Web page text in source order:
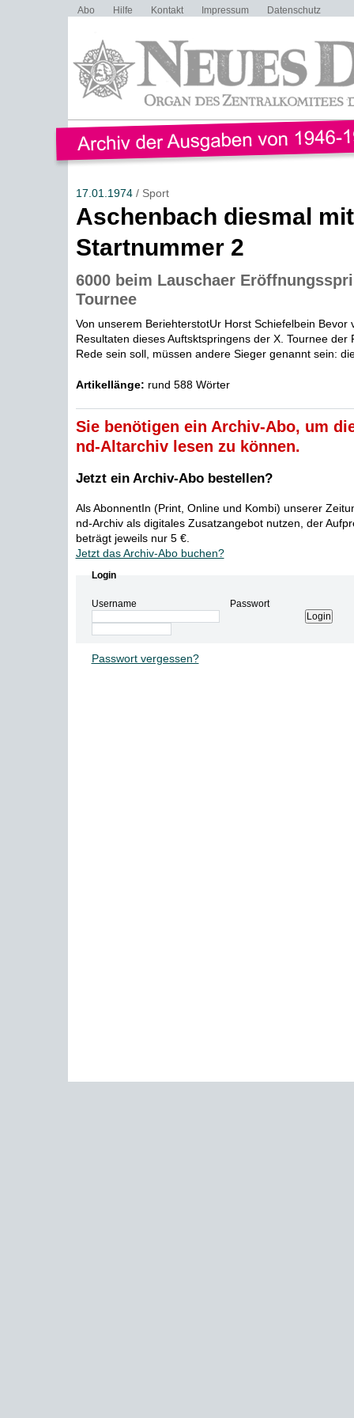
Abo Hilfe Kontakt Impressum Datenschutz
17.01.1974/ Sport
Aschenbach diesmal mit
Startnummer 2
6000 beim Lauschaer
Tournee
Von unserem BeriehterstotUr Horst Schiefelbein Bevor
Resultaten dieses Auftsktspringens der X. Tournee der
Rede sein soll, müssen andere Sieger genannt sein:
Artikellänge: rund 588 Wörter
Sie benötigen ein Archiv-Abo, um
nd-Altarchiv lesen zu können.
Jetzt ein Archiv-Abo bestellen?
Als AbonnentIn (Print, Online und Kombi) unserer
nd-Archiv als digitales Zusatzangebot nutzen, der
beträgt jeweils nur 5 €.
Jetzt das Archiv-Abo buchen?
Login
Username Passwort
Passwort vergessen?